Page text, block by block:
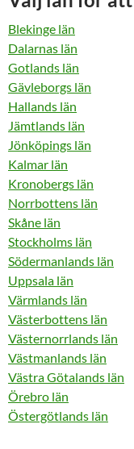
Blekinge län
Dalarnas län
Gotlands län
Gävleborgs län
Hallands län
Jämtlands län
Jönköpings län
Kalmar län
Kronobergs län
Norrbottens län
Skåne län
Stockholms län
Södermanlands län
Uppsala län
Värmlands län
Västerbottens län
Västernorrlands län
Västmanlands län
Västra Götalands län
Örebro län
Östergötlands län